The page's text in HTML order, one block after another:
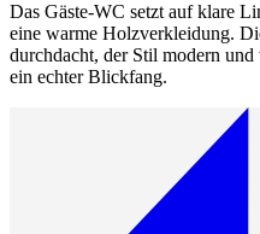
Das Gäste-WC setzt auf klare
eine warme Holzverkleidung.
durchdacht, der Stil modern
ein echter Blickfang.